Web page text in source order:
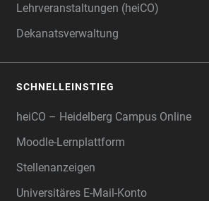
Lehrveranstaltungen (heiCO)
Dekanatsverwaltung
SCHNELLEINSTIEG
heiCO – Heidelberg Campus Online
Moodle-Lernplattform
Stellenanzeigen
Universitäres E-Mail-Konto